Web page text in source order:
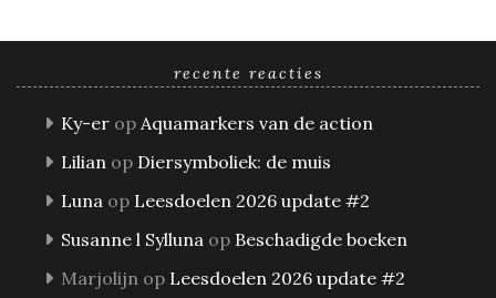
recente reacties
Ky-er op Aquamarkers van de action
Lilian op Diersymboliek: de muis
Luna op Leesdoelen 2026 update #2
Susanne l Sylluna op Beschadigde boeken
Marjolijn op Leesdoelen 2026 update #2